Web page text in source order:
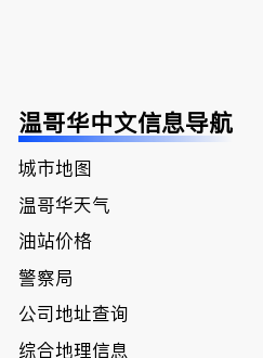
温哥华中文信息导航
城市地图
温哥华天气
油站价格
警察局
公司地址查询
综合地理信息